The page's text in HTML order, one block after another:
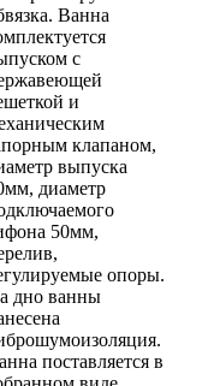
Ванна
с
и
клапаном,
выпуска
диаметр
50мм,
опоры.
дно ванны
поставляется в